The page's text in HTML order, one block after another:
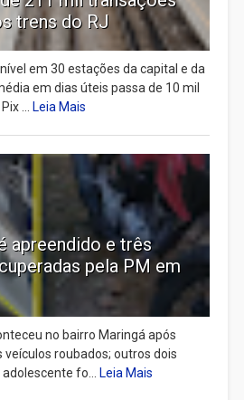
trens do RJ
em 30 estações da capital e da
em dias úteis passa de 10 mil
... Leia Mais
apreendido e três
pela PM em
no bairro Maringá após
roubados; outros dois
fo... Leia Mais